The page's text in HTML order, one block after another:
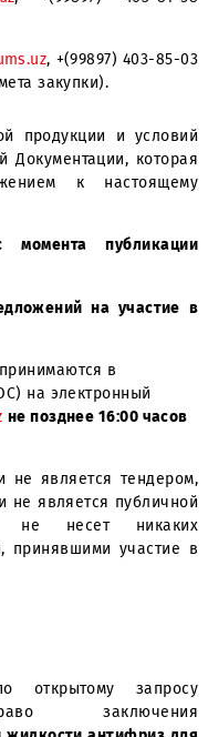
, +(99897) 403-
, +(99897)
закупки).
продукции и
Документации,
к
момента
на
принимаются в
DOC) на электронный
не позднее 16:00
не является
принявшими